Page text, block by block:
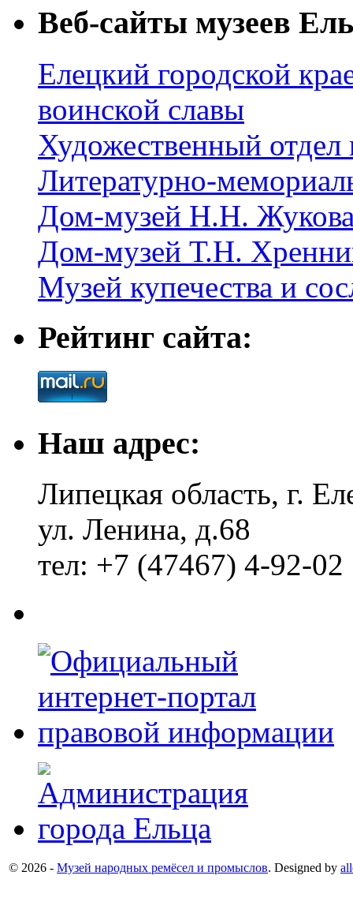
Веб-сайты музеев
Елецкий городской
воинской славы
Художественный отдел
Литературно-
Дом-музей Н.Н.
Дом-музей Т.Н.
Музей купечества и
Рейтинг сайта:
Наш адрес:
Липецкая область, г.
ул. Ленина, д.68
тел: +7 (47467) 4-92-02
© 2026 - Музей народных ремёсел и промыслов. Designed by